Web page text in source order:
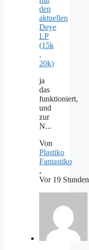
den
aktuellen
Deye
LP
(15k
,
20k)
ja
das
funktioniert,
und
zur
N...
Von
Plastiko
Fantastiko
,
Vor 19 Stunden